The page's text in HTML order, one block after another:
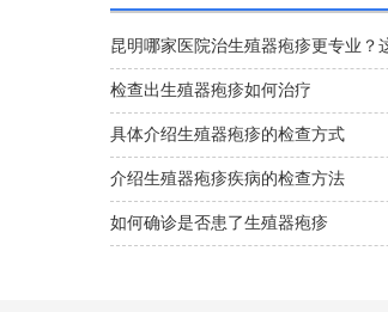
昆明哪家医院治生殖器疱疹更专业？
检查出生殖器疱疹如何治疗
具体介绍生殖器疱疹的检查方式
介绍生殖器疱疹疾病的检查方法
如何确诊是否患了生殖器疱疹